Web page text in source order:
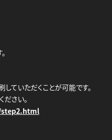
ていただくことが可能です。
さい。